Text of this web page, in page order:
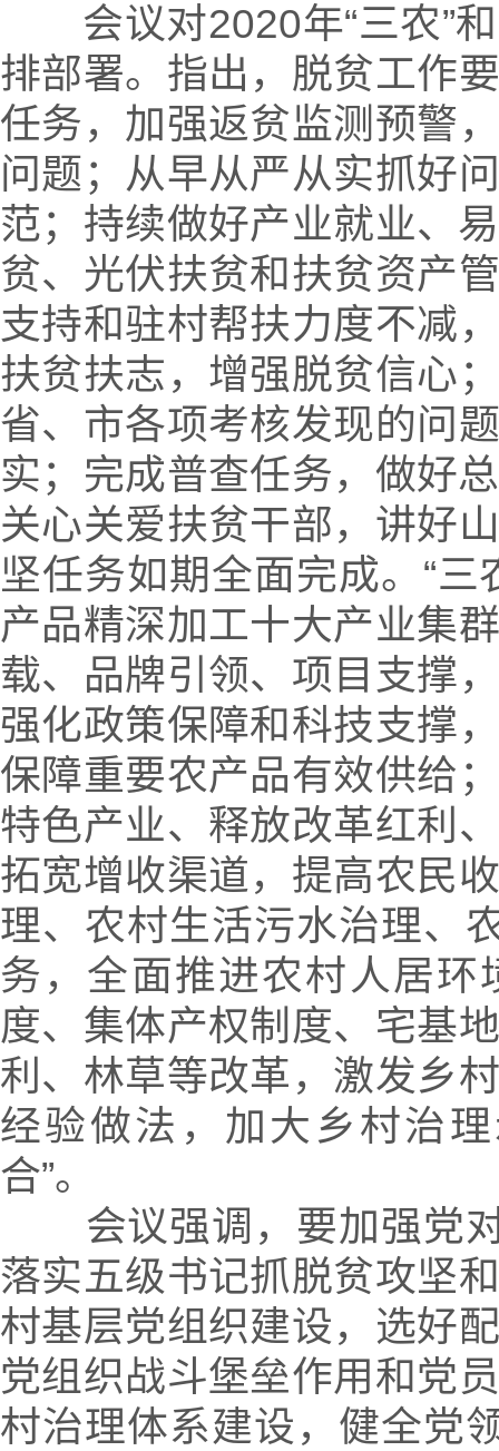
会议对2020年“三农”和
排部署。指出，脱贫工作
任务，加强返贫监测预警
问题；从早从严从实抓好
范；持续做好产业就业、
贫、光伏扶贫和扶贫资产
支持和驻村帮扶力度不减
扶贫扶志，增强脱贫信心
省、市各项考核发现的问
实；完成普查任务，做好
关心关爱扶贫干部，讲好
坚任务如期全面完成。“
产品精深加工十大产业集
载、品牌引领、项目支撑
强化政策保障和科技支撑
保障重要农产品有效供给
特色产业、释放改革红利
拓宽增收渠道，提高农民
理、农村生活污水治理、
务，全面推进农村人居
度、集体产权制度、宅基
利、林草等改革，激发乡
经验做法，加大乡村治
合”。
会议强调，要加强党对
落实五级书记抓脱贫攻坚
村基层党组织建设，选好
党组织战斗堡垒作用和党
村治理体系建设，健全党